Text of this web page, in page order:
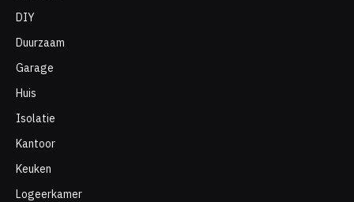
DIY
Duurzaam
Garage
Huis
Isolatie
Kantoor
Keuken
Logeerkamer